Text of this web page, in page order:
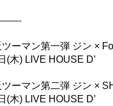
ーマン第一弾 ジン ×
(木) LIVE HOUSE D’
ーマン第二弾 ジン ×
(木) LIVE HOUSE D’